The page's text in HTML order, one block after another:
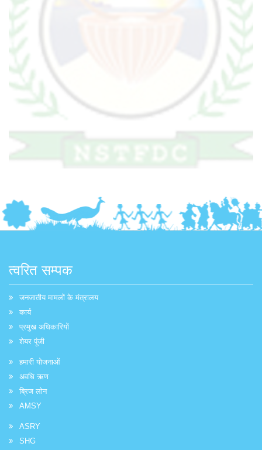
त्वरित सम्पक
जनजातीय मामलों के मंत्रालय
कार्य
प्रमुख अधिकारियों
शेयर पूंजी
हमारी योजनाओं
अवधि ऋण
ब्रिज लोन
AMSY
ASRY
SHG